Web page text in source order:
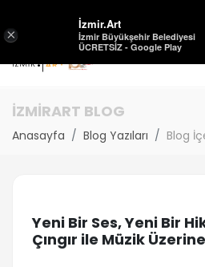
İZMİRART BLOG
Anasayfa Blog Yazıları Blog
Yeni Bir Ses, Yeni Bir
Çıngır ile Müzik Üzerine
×
İzmir.Art
İzmir Büyükşehir Belediyesi
ÜCRETSİZ - Google Play